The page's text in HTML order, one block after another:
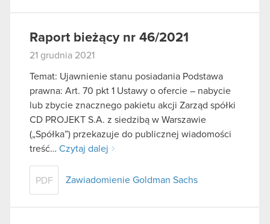
Raport bieżący nr 46/2021
21 grudnia 2021
Temat: Ujawnienie stanu posiadania Podstawa
prawna: Art. 70 pkt 1 Ustawy o ofercie – nabycie
lub zbycie znacznego pakietu akcji Zarząd spółki
CD PROJEKT S.A. z siedzibą w Warszawie
(„Spółka”) przekazuje do publicznej wiadomości
treść… Czytaj dalej
PDF Zawiadomienie Goldman Sachs